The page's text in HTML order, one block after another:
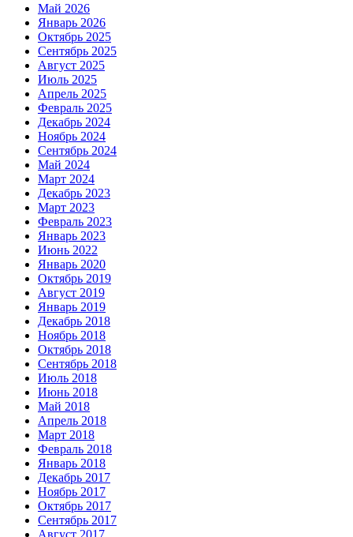
Май 2026
Январь 2026
Октябрь 2025
Сентябрь 2025
Август 2025
Июль 2025
Апрель 2025
Февраль 2025
Декабрь 2024
Ноябрь 2024
Сентябрь 2024
Май 2024
Март 2024
Декабрь 2023
Март 2023
Февраль 2023
Январь 2023
Июнь 2022
Январь 2020
Октябрь 2019
Август 2019
Январь 2019
Декабрь 2018
Ноябрь 2018
Октябрь 2018
Сентябрь 2018
Июль 2018
Июнь 2018
Май 2018
Апрель 2018
Март 2018
Февраль 2018
Январь 2018
Декабрь 2017
Ноябрь 2017
Октябрь 2017
Сентябрь 2017
Август 2017